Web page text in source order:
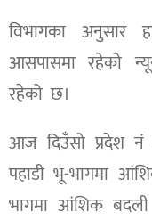
विभागका अनुसार
आसपासमा रहेको
रहेको छ।
आज दिउँसो प्रदेश नं
पहाडी भू-भागमा
भागमा आंशिक